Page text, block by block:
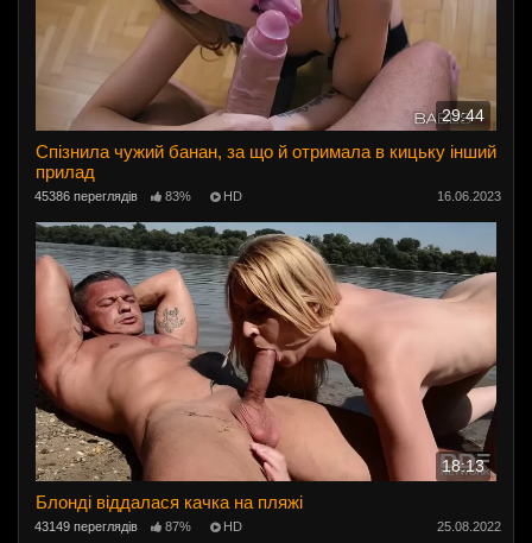
29:44
Спізнила чужий банан, за що й отримала в кицьку інший
прилад
45386 переглядів 83% HD 16.06.2023
18:13
Блонді віддалася качка на пляжі
43149 переглядів 87% HD 25.08.2022